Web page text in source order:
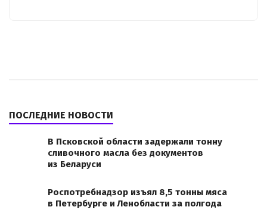
ПОСЛЕДНИЕ НОВОСТИ
В Псковской области задержали тонну
сливочного масла без документов
из Беларуси
Роспотребнадзор изъял 8,5 тонны мяса
в Петербурге и Ленобласти за полгода